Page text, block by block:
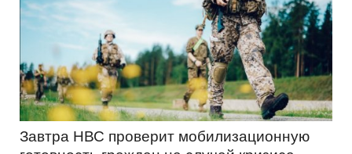
Завтра НВС проверит мобилизационную